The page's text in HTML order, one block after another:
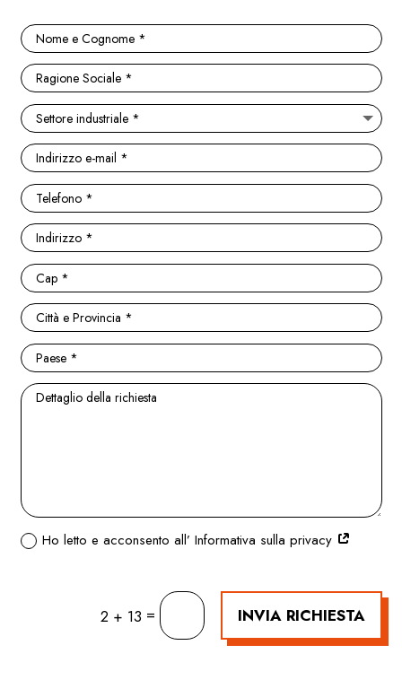
Ho letto e acconsento all’ Informativa sulla privacy
2 + 13 = INVIA RICHIESTA